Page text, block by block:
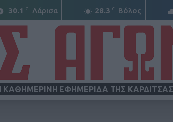
30.1 C Λάρισα 28.3 C Βόλος
ΚΑΘΗΜΕΡΙΝΗ ΕΦΗΜΕΡΙΔΑ ΤΗΣ ΚΑΡΔΙΤΣΑΣ